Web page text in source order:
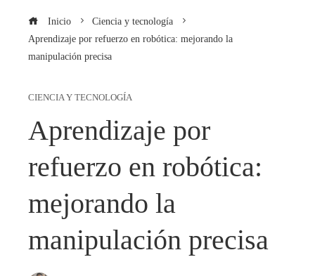
Inicio
Ciencia y tecnología
Aprendizaje por refuerzo en robótica: mejorando la
manipulación precisa
CIENCIA Y TECNOLOGÍA
Aprendizaje por
refuerzo en robótica:
mejorando la
manipulación precisa